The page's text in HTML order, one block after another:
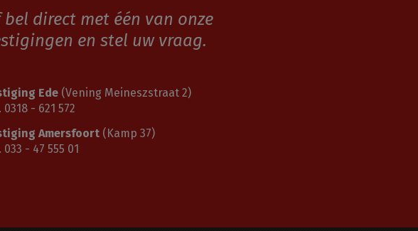
bel direct met één van onze
en stel uw vraag.
Ede (Vening Meineszstraat 2)
0318 - 621 572
Amersfoort (Kamp 37)
033 - 47 555 01